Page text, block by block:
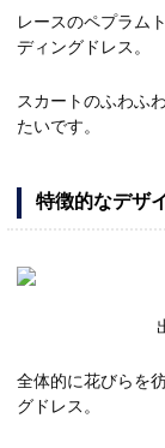
レースのペプラム
ディングドレス。
スカートのふわふ
たいです。
特徴的なデザ
全体的に花びらを
グドレス。